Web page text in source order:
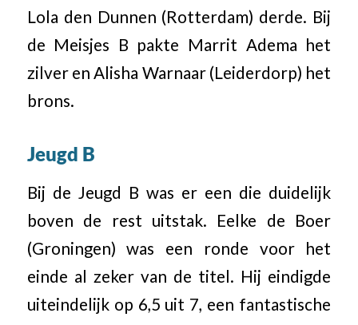
Lola den Dunnen (Rotterdam) derde. Bij
de Meisjes B pakte Marrit Adema het
zilver en Alisha Warnaar (Leiderdorp) het
brons.
Jeugd B
Bij de Jeugd B was er een die duidelijk
boven de rest uitstak. Eelke de Boer
(Groningen) was een ronde voor het
einde al zeker van de titel. Hij eindigde
uiteindelijk op 6,5 uit 7, een fantastische